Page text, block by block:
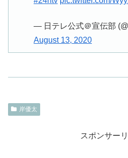
— 日テレ公式＠宣伝部
August 13, 2020
岸優太
スポンサー